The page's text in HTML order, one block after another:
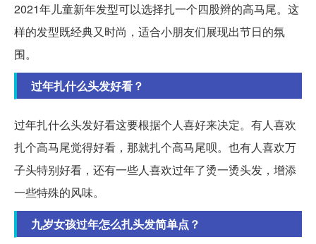
2021年儿童新年发型可以选择扎一个四股辫的高马尾。这
样的发型既经典又时尚，适合小朋友们展现出节日的氛
围。
过年扎什么头发好看？
过年扎什么头发好看这要根据个人喜好来决定。有人喜欢
扎个高马尾觉得好看，那就扎个高马尾呗。也有人喜欢万
子头特别好看，还有一些人喜欢过年了烫一烫头发，增添
一些特殊的风味。
九岁女孩过年怎么扎头发简单点？